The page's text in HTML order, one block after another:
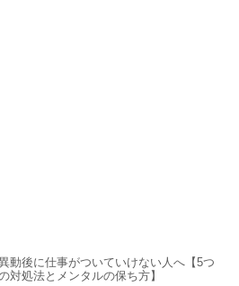
動後に仕事がついていけない人へ【5つ
対処法とメンタルの保ち方】